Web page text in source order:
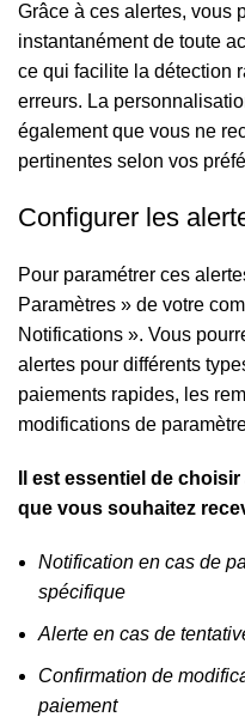
Grâce à ces alertes, vous
instantanément de toute
ce qui facilite la détection
erreurs. La
également que vous ne
pertinentes selon vos
Configurer les
Pour paramétrer ces
Paramètres » de votre
Notifications ». Vous
alertes pour différents
paiements rapides, les
modifications de
Il est essentiel de
que vous souhaitez
Notification en cas de
spécifique
Alerte en cas de
Confirmation de
paiement